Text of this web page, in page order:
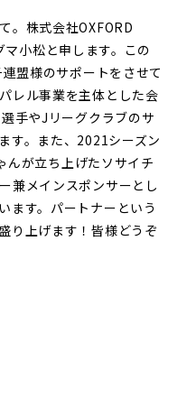
。 株式会社OXFORD
小松と申します。この
盟様のサポートをさせて
レル事業を主体とした会
手やJリーグクラブのサ
す。また、2021シーズン
が立ち上げたソサイチ
兼メインスポンサーとし
ます。パートナーという
り上げます！皆様どうぞ